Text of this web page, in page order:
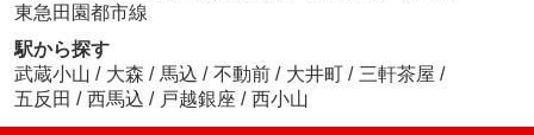
東急田園都市線
駅から探す
武蔵小山 / 大森 / 馬込 / 不動前 / 大井町 / 三軒茶屋 /
五反田 / 西馬込 / 戸越銀座 / 西小山